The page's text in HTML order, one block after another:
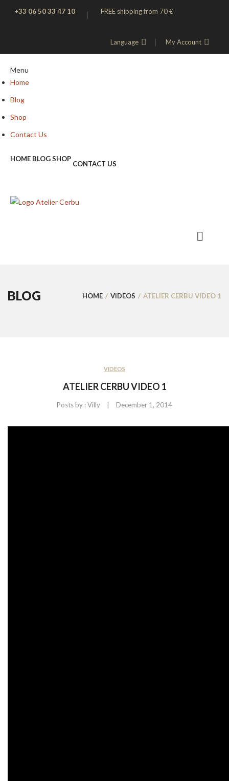
+33 06 50 33 47 10 FREE shipping from 70 €
Language My Account
Menu
Home
Blog
Shop
Contact Us
HOME BLOGSHOP
CONTACT US
BLOG HOME / VIDEOS / ATELIER CERBU VIDEO 1
VIDEOS
ATELIER CERBU VIDEO 1
Posts by :Villy | December 1, 2014